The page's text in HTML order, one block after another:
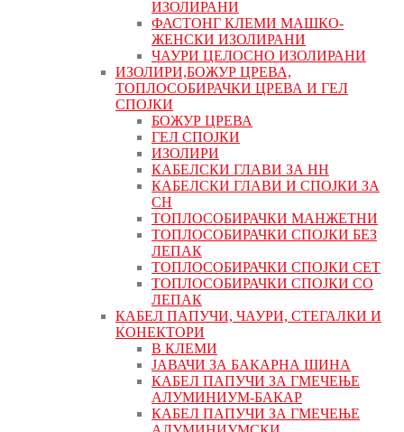
ИЗОЛИРАНИ
ФАСТОНГ КЛЕМИ МАШКO-
ЖЕНСКИ ИЗОЛИРАНИ
ЧАУРИ ЦЕЛОСНО ИЗОЛИРАНИ
ИЗОЛИРИ,БОЖУР ЦРЕВА,
ТОПЛОСОБИРАЧКИ ЦРЕВА И ГЕЛ
СПОЈКИ
БОЖУР ЦРЕВА
ГЕЛ СПОЈКИ
ИЗОЛИРИ
КАБЕЛСКИ ГЛАВИ ЗА НН
КАБЕЛСКИ ГЛАВИ И СПОЈКИ ЗА
СН
ТОПЛОСОБИРАЧКИ МАНЖЕТНИ
ТОПЛОСОБИРАЧКИ СПОЈКИ БЕЗ
ЛЕПАК
ТОПЛОСОБИРАЧКИ СПОЈКИ СЕТ
ТОПЛОСОБИРАЧКИ СПОЈКИ СО
ЛЕПАК
КАБЕЛ ПАПУЧИ, ЧАУРИ, СТЕГАЛКИ И
КОНЕКТОРИ
В КЛЕМИ
ЈАВАЧИ ЗА БАКАРНА ШИНА
КАБЕЛ ПАПУЧИ ЗА ГМЕЧЕЊЕ
АЛУМИНИУМ-БАКАР
КАБЕЛ ПАПУЧИ ЗА ГМЕЧЕЊЕ